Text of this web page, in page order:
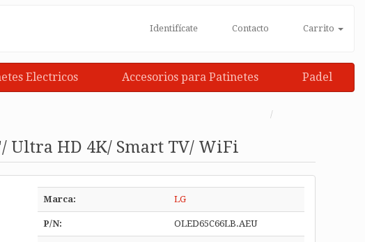
Identifícate Contacto Carrito
Electricos Accesorios para Patinetes Padel
Ultra HD 4K/ Smart TV/ WiFi
Marca: LG
P/N: OLED65C66LB.AEU